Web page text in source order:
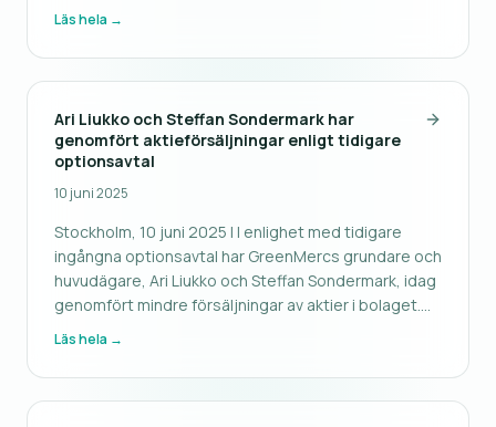
Ari Liukko och Steffan Sondermark har överlåtit 100
Sutjagin Capi
Läs hela →
Ari Liukko och Steffan Sondermark har
genomfört aktieförsäljningar enligt tidigare
optionsavtal
10 juni 2025
Stockholm, 10 juni 2025 | I enlighet med tidigare
ingångna optionsavtal har GreenMercs grundare och
huvudägare, Ari Liukko och Steffan Sondermark, idag
genomfört mindre försäljningar av aktier i bolaget.
Ari Liukko har överlåtit 125 000 aktier till Peter Martin,
motsvarande försälj
Läs hela →